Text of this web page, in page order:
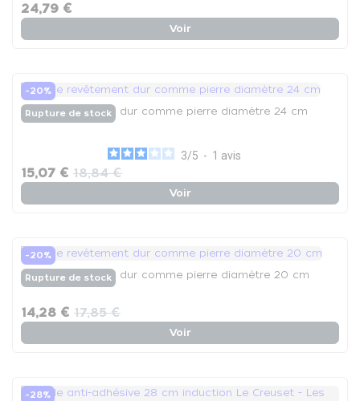
24,79 €
Voir
-20%
Rupture de stock
Poêle revêtement dur comme pierre diamètre 24 cm
3/5 - 1 avis
15,07 € 18,84 €
Voir
-20%
Rupture de stock
Poêle revêtement dur comme pierre diamètre 20 cm
14,28 € 17,85 €
Voir
-28%